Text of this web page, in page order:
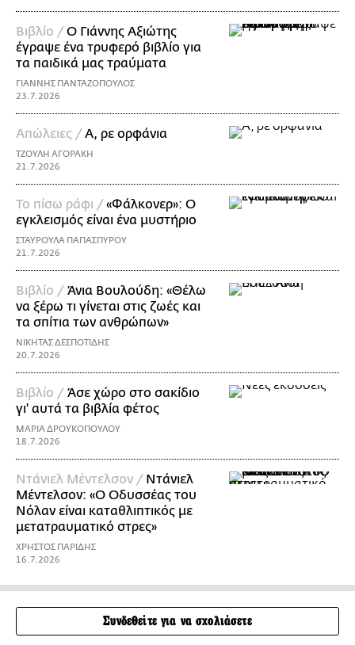
Βιβλίο /Ο Γιάννης Αξιώτης
έγραψε ένα τρυφερό βιβλίο για
τα παιδικά μας τραύματα
ΓΙΑΝΝΗΣ ΠΑΝΤΑΖΟΠΟΥΛΟΣ
23.7.2026
Απώλειες /Α, ρε ορφάνια
ΤΖΟΥΛΗ ΑΓΟΡΑΚΗ
21.7.2026
Το πίσω ράφι /«Φάλκονερ»: Ο
εγκλεισμός είναι ένα μυστήριο
ΣΤΑΥΡΟΥΛΑ ΠΑΠΑΣΠΥΡΟΥ
21.7.2026
Βιβλίο / Άνια Βουλούδη: «Θέλω
να ξέρω τι γίνεται στις ζωές και
τα σπίτια των ανθρώπων»
ΝΙΚΗΤΑΣ ΔΕΣΠΟΤΙΔΗΣ
20.7.2026
Βιβλίο / Άσε χώρο στο σακίδιο
γι' αυτά τα βιβλία φέτος
ΜΑΡΙΑ ΔΡΟΥΚΟΠΟΥΛΟΥ
18.7.2026
Ντάνιελ Μέντελσον / Ντάνιελ
Μέντελσον: «Ο Οδυσσέας του
Νόλαν είναι καταθλιπτικός με
μετατραυματικό στρες»
ΧΡΗΣΤΟΣ ΠΑΡΙΔΗΣ
16.7.2026
Συνδεθείτε για να σχολιάσετε